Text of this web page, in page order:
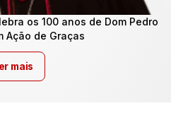
os 100 anos de Dom Pedro
Ação de Graças
mais